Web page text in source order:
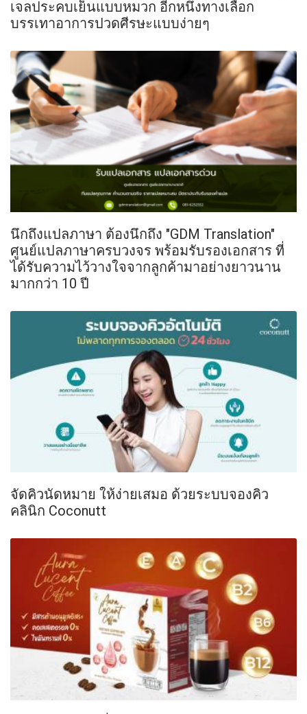
เจลประคบเย็นแบบหมวก อีกหนึ่งทางเลือก
บรรเทาอาการปวดศีรษะแบบง่ายๆ
นึกถึงแปลภาษา ต้องนึกถึง "GDM Translation"
ศูนย์แปลภาษาครบวงจร พร้อมรับรองเอกสาร ที่
ได้รับความไว้วางใจจากลูกค้ามาอย่างยาวนาน
มากกว่า 10 ปี
จัดคิวนัดหมาย ให้ง่ายเสมอ ด้วยระบบจองคิว
คลินิก Coconutt